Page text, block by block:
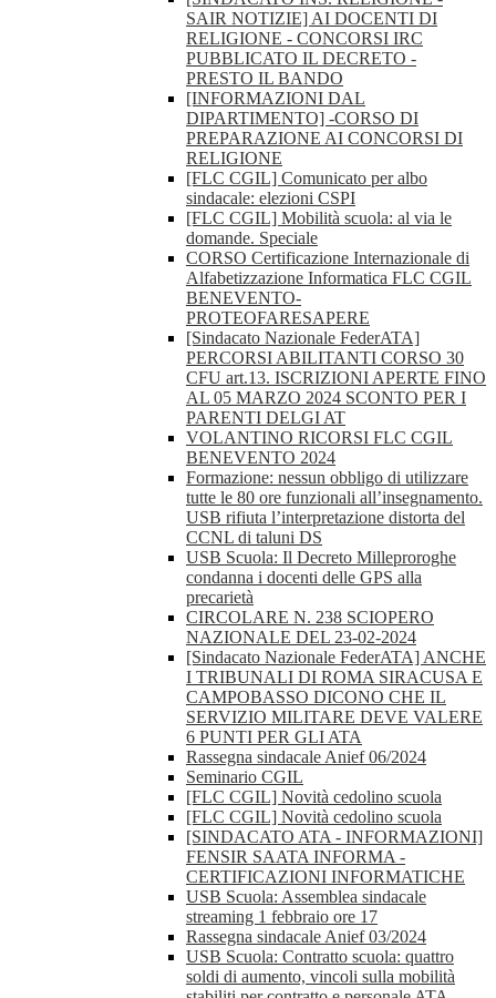
SAIR NOTIZIE] AI DOCENTI DI
RELIGIONE - CONCORSI IRC
PUBBLICATO IL DECRETO -
PRESTO IL BANDO
[INFORMAZIONI DAL
DIPARTIMENTO] -CORSO DI
PREPARAZIONE AI CONCORSI DI
RELIGIONE
[FLC CGIL] Comunicato per albo
sindacale: elezioni CSPI
[FLC CGIL] Mobilità scuola: al via le
domande. Speciale
CORSO Certificazione Internazionale di
Alfabetizzazione Informatica FLC CGIL
BENEVENTO-
PROTEOFARESAPERE
[Sindacato Nazionale FederATA]
PERCORSI ABILITANTI CORSO 30
CFU art.13. ISCRIZIONI APERTE FINO
AL 05 MARZO 2024 SCONTO PER I
PARENTI DELGI AT
VOLANTINO RICORSI FLC CGIL
BENEVENTO 2024
Formazione: nessun obbligo di utilizzare
tutte le 80 ore funzionali all’insegnamento.
USB rifiuta l’interpretazione distorta del
CCNL di taluni DS
USB Scuola: Il Decreto Milleproroghe
condanna i docenti delle GPS alla
precarietà
CIRCOLARE N. 238 SCIOPERO
NAZIONALE DEL 23-02-2024
[Sindacato Nazionale FederATA] ANCHE
I TRIBUNALI DI ROMA SIRACUSA E
CAMPOBASSO DICONO CHE IL
SERVIZIO MILITARE DEVE VALERE
6 PUNTI PER GLI ATA
Rassegna sindacale Anief 06/2024
Seminario CGIL
[FLC CGIL] Novità cedolino scuola
[FLC CGIL] Novità cedolino scuola
[SINDACATO ATA - INFORMAZIONI]
FENSIR SAATA INFORMA -
CERTIFICAZIONI INFORMATICHE
USB Scuola: Assemblea sindacale
streaming 1 febbraio ore 17
Rassegna sindacale Anief 03/2024
USB Scuola: Contratto scuola: quattro
soldi di aumento, vincoli sulla mobilità